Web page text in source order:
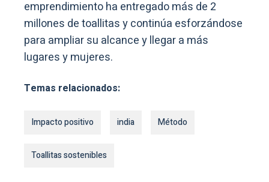
emprendimiento ha entregado más de 2
millones de toallitas y continúa esforzándose
para ampliar su alcance y llegar a más
lugares y mujeres.
Temas relacionados:
Impacto positivo india Método
Toallitas sostenibles